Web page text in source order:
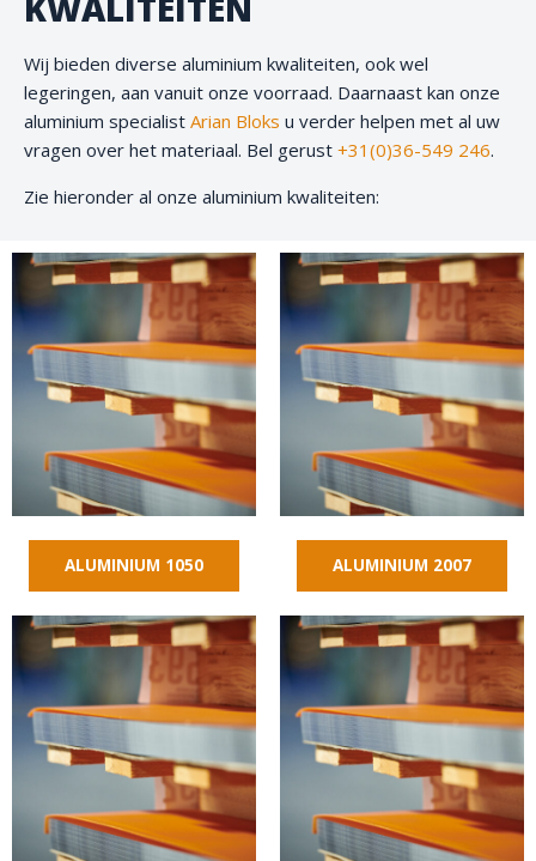
Wij bieden diverse aluminium kwaliteiten, ook wel
legeringen, aan vanuit onze voorraad. Daarnaast kan onze
aluminium specialist Arian Bloks u verder helpen met al uw
vragen over het materiaal. Bel gerust +31(0)36-549 246.
Zie hieronder al onze aluminium kwaliteiten:
ALUMINIUM 1050 ALUMINIUM 2007